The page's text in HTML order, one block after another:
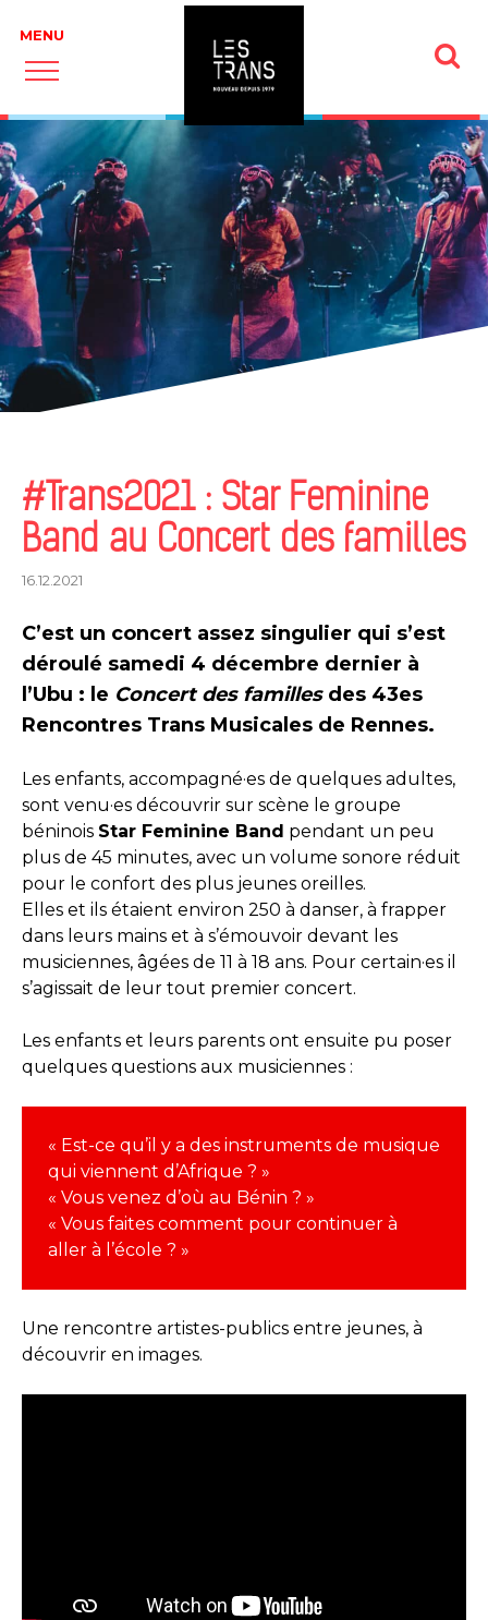
#Trans2021 : Star Feminine
Band au Concert des familles
16.12.2021
C’est un concert assez singulier qui s’est
déroulé samedi 4 décembre dernier à
l’Ubu : le Concert des famillesdes 43es
Rencontres Trans Musicales de Rennes.
Les enfants, accompagné·es de quelques adultes,
sont venu·es découvrir sur scène le groupe
béninois Star Feminine Band pendant un peu
plus de 45 minutes, avec un volume sonore réduit
pour le confort des plus jeunes oreilles.
Elles et ils étaient environ 250 à danser, à frapper
dans leurs mains et à s’émouvoir devant les
musiciennes, âgées de 11 à 18 ans. Pour certain·es il
s’agissait de leur tout premier concert.
Les enfants et leurs parents ont ensuite pu poser
quelques questions aux musiciennes :
« Est-ce qu’il y a des instruments de musique
qui viennent d’Afrique ? »
« Vous venez d’où au Bénin ? »
« Vous faites comment pour continuer à
aller à l’école ? »
Une rencontre artistes-publics entre jeunes, à
découvrir en images.